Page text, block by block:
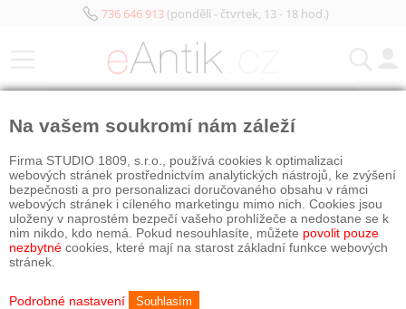
736 646 913(pondělí - čtvrtek, 13 - 18 hod.)
Na vašem soukromí nám záleží
Firma STUDIO 1809, s.r.o., používá cookies k optimalizaci
webových stránek prostřednictvím analytických nástrojů, ke zvýšení
bezpečnosti a pro personalizaci doručovaného obsahu v rámci
webových stránek i cíleného marketingu mimo nich. Cookies jsou
uloženy v naprostém bezpečí vašeho prohlížeče a nedostane se k
nim nikdo, kdo nemá. Pokud nesouhlasíte, můžete povolit pouze
nezbytné cookies, které mají na starost základní funkce webových
stránek.
Podrobné nastavení Souhlasím